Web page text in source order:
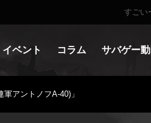
すごい
イベント コラム サバゲー
アントノフA-40)」